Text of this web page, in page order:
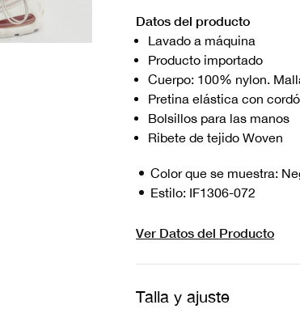
Datos del producto
Lavado a máquina
Producto importado
Cuerpo: 100% nylon.
Pretina elástica con
Bolsillos para las manos
Ribete de tejido Woven
Color que se muestra:
Estilo: IF1306-072
Ver Datos del Producto
Talla y ajuste